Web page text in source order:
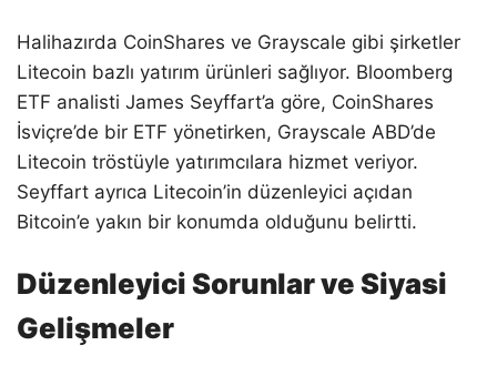
Halihazırda CoinShares ve Grayscale gibi şirketler
Litecoin bazlı yatırım ürünleri sağlıyor. Bloomberg
ETF analisti James Seyffart’a göre, CoinShares
İsviçre’de bir ETF yönetirken, Grayscale ABD’de
Litecoin tröstüyle yatırımcılara hizmet veriyor.
Seyffart ayrıca Litecoin’in düzenleyici açıdan
Bitcoin’e yakın bir konumda olduğunu belirtti.
Düzenleyici Sorunlar ve Siyasi
Gelişmeler